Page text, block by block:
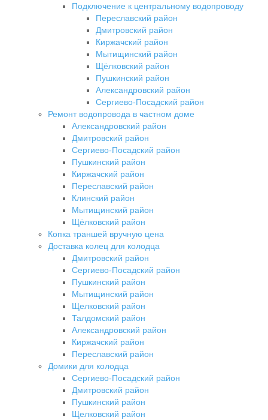
Подключение к центральному водопроводу
Переславский район
Дмитровский район
Киржачский район
Мытищинский район
Щёлковский район
Пушкинский район
Александровский район
Сергиево-Посадский район
Ремонт водопровода в частном доме
Александровский район
Дмитровский район
Сергиево-Посадский район
Пушкинский район
Киржачский район
Переславский район
Клинский район
Мытищинский район
Щёлковский район
Копка траншей вручную цена
Доставка колец для колодца
Дмитровский район
Сергиево-Посадский район
Пушкинский район
Мытищинский район
Щелковский район
Талдомский район
Александровский район
Киржачский район
Переславский район
Домики для колодца
Сергиево-Посадский район
Дмитровский район
Пушкинский район
Щелковский район